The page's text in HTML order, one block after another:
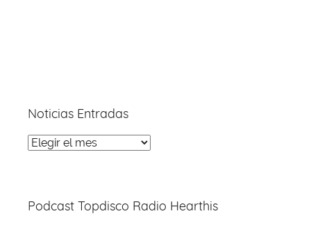
Noticias Entradas
Noticias
Podcast Topdisco Radio Hearthis